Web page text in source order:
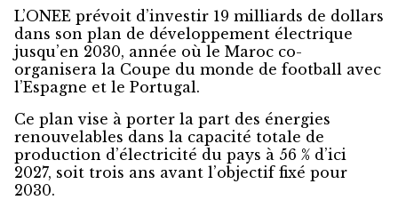
L’ONEE prévoit d’investir 19 milliards de dollars
dans son plan de développement électrique
jusqu’en 2030, année où le Maroc co-
organisera la Coupe du monde de football avec
l’Espagne et le Portugal.
Ce plan vise à porter la part des énergies
renouvelables dans la capacité totale de
production d’électricité du pays à 56 % d’ici
2027, soit trois ans avant l’objectif fixé pour
2030.